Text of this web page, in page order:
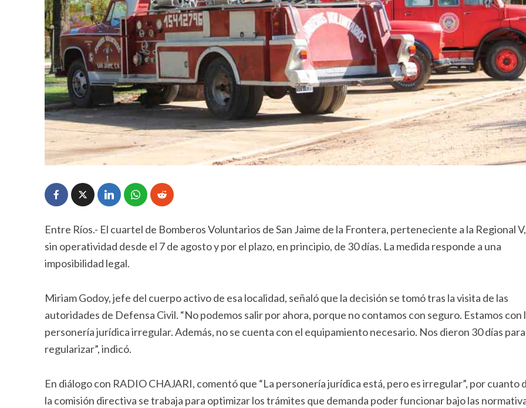
Entre Ríos.- El cuartel de Bomberos Voluntarios de San Jaime de la Frontera, perteneciente a la Regional
sin operatividad desde el 7 de agosto y por el plazo, en principio, de 30 días. La medida responde a una
imposibilidad legal.
Miriam Godoy, jefe del cuerpo activo de esa localidad, señaló que la decisión se tomó tras la visita de las
autoridades de Defensa Civil. “No podemos salir por ahora, porque no contamos con seguro. Estamos con
personería jurídica irregular. Además, no se cuenta con el equipamiento necesario. Nos dieron 30 días para
regularizar”, indicó.
En diálogo con RADIO CHAJARI, comentó que “La personería jurídica está, pero es irregular”, por cuanto
la comisión directiva se trabaja para optimizar los trámites que demanda poder funcionar bajo las